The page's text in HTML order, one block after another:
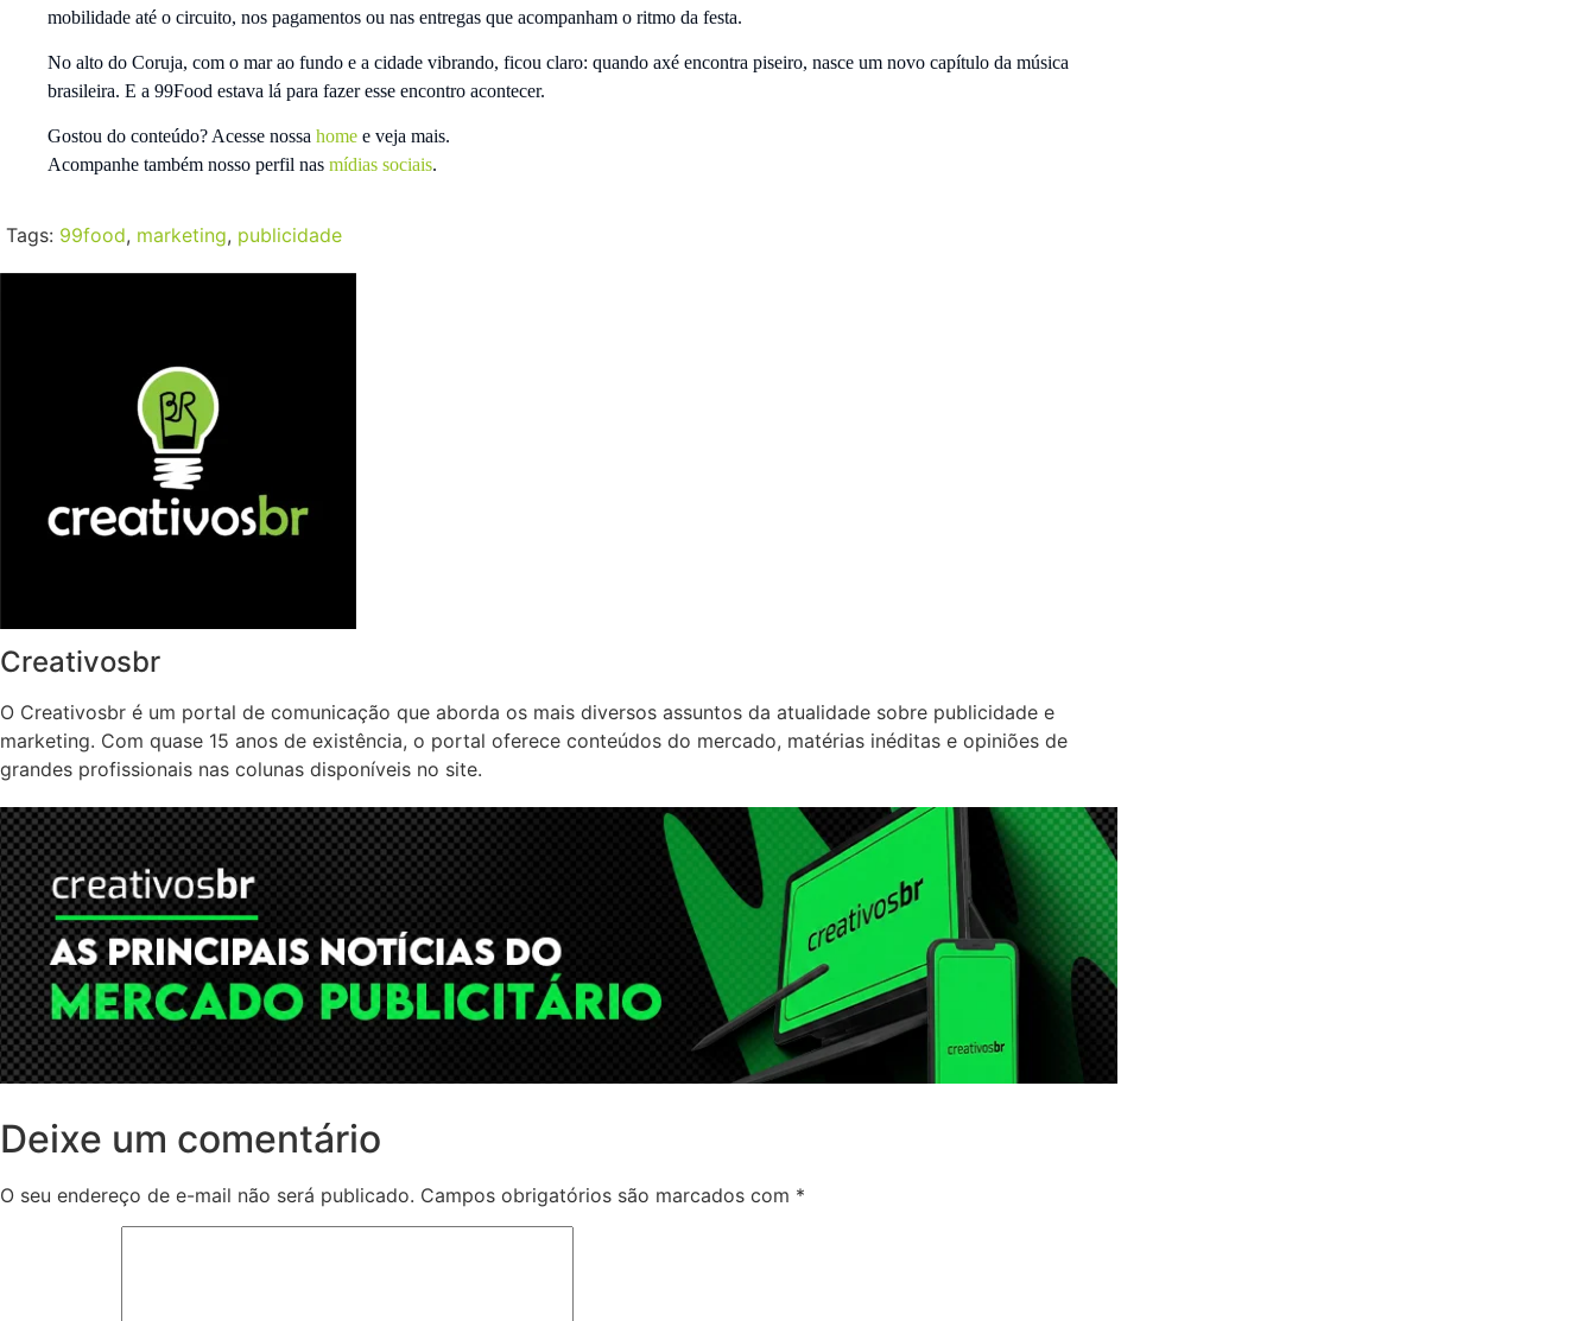
mobilidade até o circuito, nos pagamentos ou nas entregas que acompanham o ritmo da festa.
No alto do Coruja, com o mar ao fundo e a cidade vibrando, ficou claro: quando axé encontra piseiro, nasce um novo capítulo da música
brasileira. E a 99Food estava lá para fazer esse encontro acontecer.
Gostou do conteúdo? Acesse nossa home e veja mais.
Acompanhe também nosso perfil nas mídias sociais.
Tags: 99food, marketing, publicidade
Creativosbr
O Creativosbr é um portal de comunicação que aborda os mais diversos assuntos da atualidade sobre publicidade e
marketing. Com quase 15 anos de existência, o portal oferece conteúdos do mercado, matérias inéditas e opiniões de
grandes profissionais nas colunas disponíveis no site.
Deixe um comentário
O seu endereço de e-mail não será publicado. Campos obrigatórios são marcados com *